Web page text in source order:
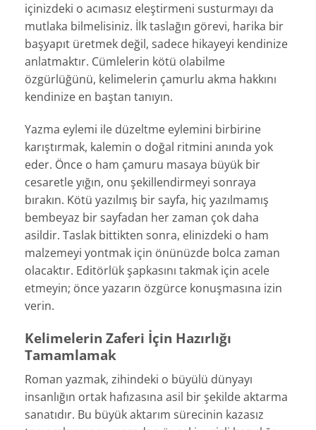
içinizdeki o acımasız eleştirmeni susturmayı da
mutlaka bilmelisiniz. İlk taslağın görevi, harika bir
başyapıt üretmek değil, sadece hikayeyi kendinize
anlatmaktır. Cümlelerin kötü olabilme
özgürlüğünü, kelimelerin çamurlu akma hakkını
kendinize en baştan tanıyın.
Yazma eylemi ile düzeltme eylemini birbirine
karıştırmak, kalemin o doğal ritmini anında yok
eder. Önce o ham çamuru masaya büyük bir
cesaretle yığın, onu şekillendirmeyi sonraya
bırakın. Kötü yazılmış bir sayfa, hiç yazılmamış
bembeyaz bir sayfadan her zaman çok daha
asildir. Taslak bittikten sonra, elinizdeki o ham
malzemeyi yontmak için önünüzde bolca zaman
olacaktır. Editörlük şapkasını takmak için acele
etmeyin; önce yazarın özgürce konuşmasına izin
verin.
Kelimelerin Zaferi İçin Hazırlığı
Tamamlamak
Roman yazmak, zihindeki o büyülü dünyayı
insanlığın ortak hafızasına asil bir şekilde aktarma
sanatıdır. Bu büyük aktarım sürecinin kazasız